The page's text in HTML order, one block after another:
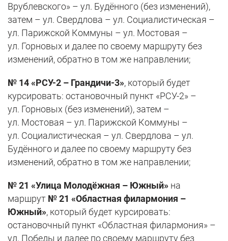
Врублевского» – ул. Будённого (без изменений),
затем – ул. Свердлова – ул. Социалистическая –
ул. Парижской Коммуны – ул. Мостовая –
ул. Горновых и далее по своему маршруту без
изменений, обратно в том же направлении;
№ 14 «РСУ-2 – Грандичи-3», который будет
курсировать: остановочный пункт «РСУ-2» –
ул. Горновых (без изменений), затем –
ул. Мостовая – ул. Парижской Коммуны –
ул. Социалистическая – ул. Свердлова – ул.
Будённого и далее по своему маршруту без
изменений, обратно в том же направлении;
№ 21 «Улица Молодёжная – Южный» на
маршрут № 21 «Областная филармония –
Южный», который будет курсировать:
остановочный пункт «Областная филармония» –
ул. Победы и далее по своему маршруту без